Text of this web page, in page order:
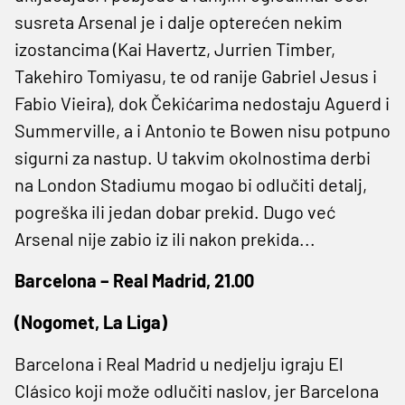
susreta Arsenal je i dalje opterećen nekim
izostancima (Kai Havertz, Jurrien Timber,
Takehiro Tomiyasu, te od ranije Gabriel Jesus i
Fabio Vieira), dok Čekićarima nedostaju Aguerd i
Summerville, a i Antonio te Bowen nisu potpuno
sigurni za nastup. U takvim okolnostima derbi
na London Stadiumu mogao bi odlučiti detalj,
pogreška ili jedan dobar prekid. Dugo već
Arsenal nije zabio iz ili nakon prekida...
Barcelona – Real Madrid, 21.00
(Nogomet, La Liga)
Barcelona i Real Madrid u nedjelju igraju El
Clásico koji može odlučiti naslov, jer Barcelona